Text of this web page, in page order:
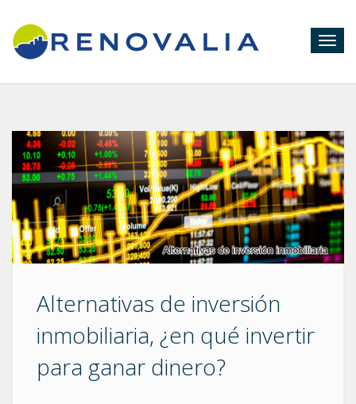
Alternativas de inversión
inmobiliaria, ¿en qué invertir
para ganar dinero?